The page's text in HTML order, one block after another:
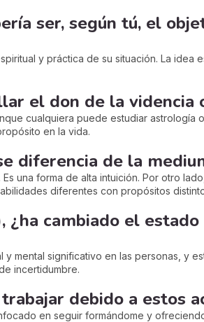
ser, según tú, el
y práctica de su situación. La idea
el don de la videncia
cualquiera puede estudiar astrología
en la vida.
diferencia de la
una forma de alta intuición. Por otro
diferentes con propósitos
¿ha cambiado el
mental significativo en las personas, y
incertidumbre.
debido a estos
en seguir formándome y